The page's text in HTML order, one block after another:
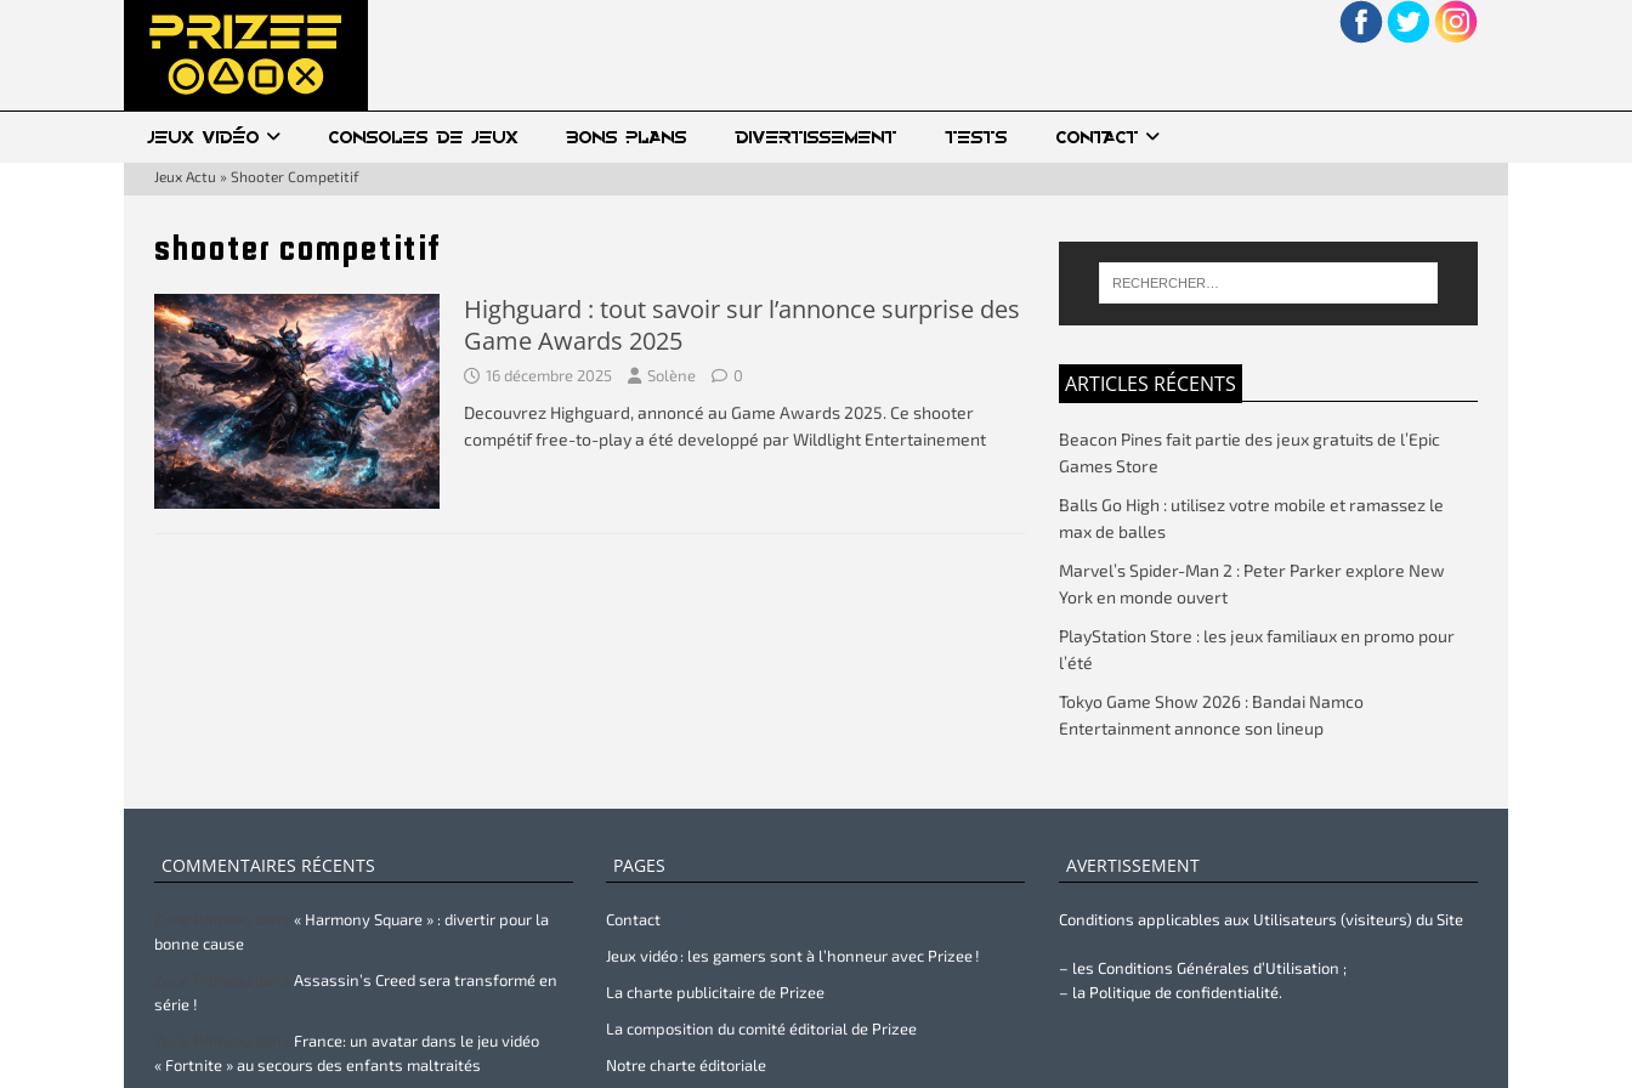
JEUX VIDÉO CONSOLES DE JEUX BONS PLANS DIVERTISSEMENT TESTS CONTACT
Jeux Actu » Shooter Competitif
shooter competitif
Highguard : tout savoir sur l’annonce surprise des
Game Awards 2025
16 décembre 2025 Solène 0
Decouvrez Highguard, annoncé au Game Awards 2025. Ce shooter
compétif free-to-play a été developpé par Wildlight Entertainement
ARTICLES RÉCENTS
Beacon Pines fait partie des jeux gratuits de l’Epic
Games Store
Balls Go High : utilisez votre mobile et ramassez le
max de balles
Marvel’s Spider-Man 2 : Peter Parker explore New
York en monde ouvert
PlayStation Store : les jeux familiaux en promo pour
l’été
Tokyo Game Show 2026 : Bandai Namco
Entertainment annonce son lineup
COMMENTAIRES RÉCENTS
« Harmony Square » : divertir pour la
bonne cause
Assassin’s Creed sera transformé en
série !
France: un avatar dans le jeu vidéo
« Fortnite » au secours des enfants maltraités
PAGES
Contact
Jeux vidéo : les gamers sont à l’honneur avec Prizee !
La charte publicitaire de Prizee
La composition du comité éditorial de Prizee
Notre charte éditoriale
AVERTISSEMENT
Conditions applicables aux Utilisateurs (visiteurs) du Site
– les Conditions Générales d’Utilisation ;
– la Politique de confidentialité.